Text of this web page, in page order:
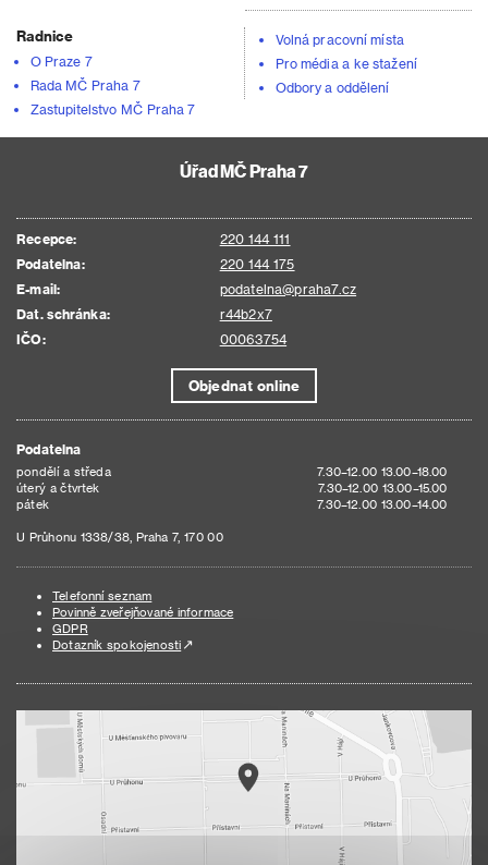
Radnice
O Praze 7
Rada MČ Praha 7
Zastupitelstvo MČ Praha 7
Volná pracovní místa
Pro média a ke stažení
Odbory a oddělení
Úřad MČ Praha 7
Recepce:
220 144 111
Podatelna:
220 144 175
E-mail:
podatelna@praha7.cz
Dat. schránka:
r44b2x7
IČO:
00063754
Objednat online
Podatelna
pondělí a středa
7.30–12.00 13.00–18.00
úterý a čtvrtek
7.30–12.00 13.00–15.00
pátek
7.30–12.00 13.00–14.00
U Průhonu 1338/38, Praha 7, 170 00
Telefonní seznam
Povinně zveřejňované informace
GDPR
Dotazník spokojenosti